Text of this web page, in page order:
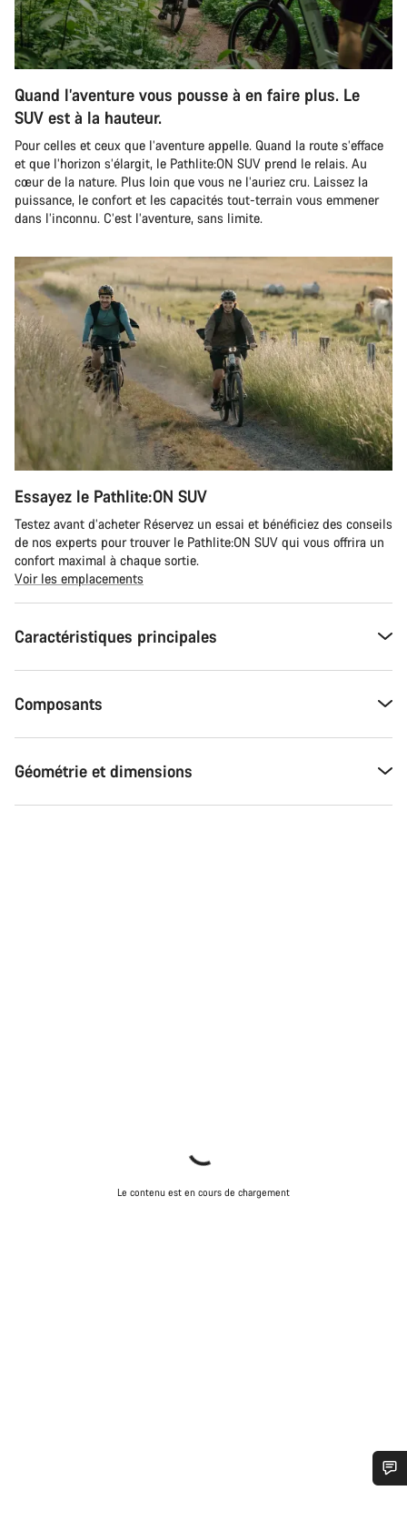
Quand l’aventure vous pousse à en faire plus. Le
SUV est à la hauteur.
Pour celles et ceux que l’aventure appelle. Quand la route s’efface
et que l’horizon s’élargit, le Pathlite:ON SUV prend le relais. Au
cœur de la nature. Plus loin que vous ne l’auriez cru. Laissez la
puissance, le confort et les capacités tout-terrain vous emmener
dans l’inconnu. C’est l’aventure, sans limite.
Essayez le Pathlite:ON SUV
Testez avant d’acheter Réservez un essai et bénéficiez des conseils
de nos experts pour trouver le Pathlite:ON SUV qui vous offrira un
confort maximal à chaque sortie.
Voir les emplacements
Caractéristiques principales
Composants
Géométrie et dimensions
Le contenu est en cours de chargement